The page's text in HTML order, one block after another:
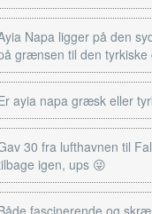
Napa ligger på den
grænsen til den tyrkiske
ayia napa græsk eller
30 fra lufthavnen til
igen, ups 😜
fascinerende og